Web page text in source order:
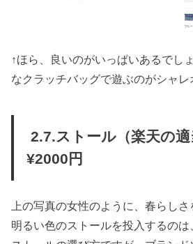
↑ほら、良いのがいっぱいあるでし
なクラッチバッグで遊ぶのがシャレ
2.7.ストール（楽天の適
¥2000円
上の写真の女性のように、春らしさ
明るい色のストールを投入するのは